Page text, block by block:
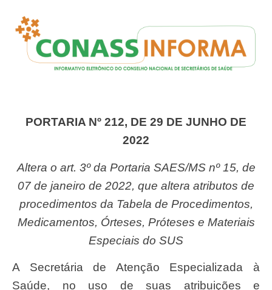
PORTARIA Nº 212, DE 29 DE JUNHO DE
2022
Altera o art. 3º da Portaria SAES/MS nº 15, de
07 de janeiro de 2022, que altera atributos de
procedimentos da Tabela de Procedimentos,
Medicamentos, Órteses, Próteses e Materiais
Especiais do SUS
A Secretária de Atenção Especializada à
Saúde, no uso de suas atribuições e